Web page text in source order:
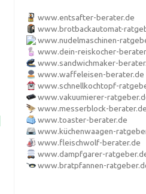
www.entsafter-berater.de
www.brotbackautomat-
www.nudelmaschinen-
www.dein-reiskocher-
www.sandwichmaker-
www.waffeleisen-berater.de
www.schnellkochtopf-
www.vakuumierer-
www.messerblock-berater.de
www.toaster-berater.de
www.küchenwaagen-
www.fleischwolf-berater.de
www.dampfgarer-
www.bratpfannen-